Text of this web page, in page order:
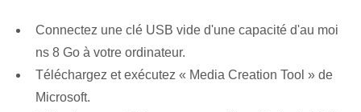
Connectez une clé USB vide ⁣d'une capacité d'au moi
ns 8 Go‌ à votre ordinateur.
Téléchargez et exécutez « Media Creation ⁤Tool » de
Microsoft.